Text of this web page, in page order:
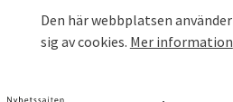
Den här webbplatsen använder
sig av cookies. Mer information